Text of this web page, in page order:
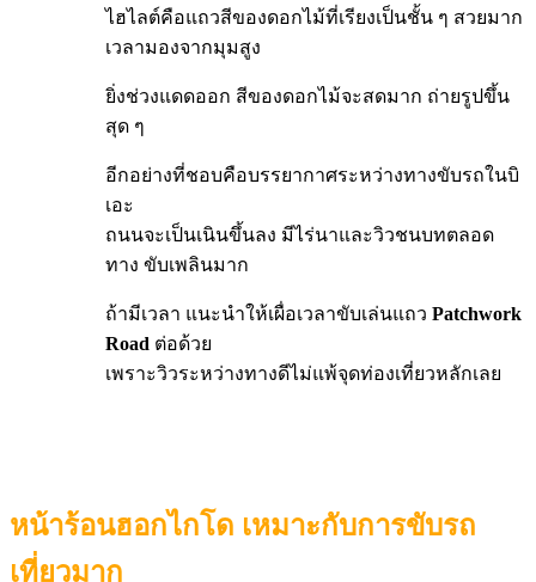
ไฮไลต์คือแถวสีของดอกไม้ที่เรียงเป็นชั้น ๆ สวยมาก
เวลามองจากมุมสูง
ยิ่งช่วงแดดออก สีของดอกไม้จะสดมาก ถ่ายรูปขึ้น
สุด ๆ
อีกอย่างที่ชอบคือบรรยากาศระหว่างทางขับรถในบิ
เอะ
ถนนจะเป็นเนินขึ้นลง มีไร่นาและวิวชนบทตลอด
ทาง ขับเพลินมาก
ถ้ามีเวลา แนะนำให้เผื่อเวลาขับเล่นแถว Patchwork
Road ต่อด้วย
เพราะวิวระหว่างทางดีไม่แพ้จุดท่องเที่ยวหลักเลย
หน้าร้อนฮอกไกโด เหมาะกับการขับรถ
เที่ยวมาก